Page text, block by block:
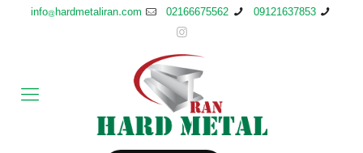
09121637853
02166675562
info@hardmetaliran.com